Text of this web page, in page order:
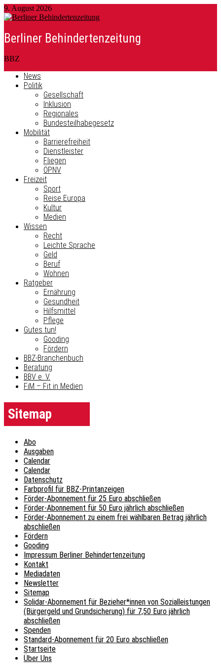
9. August 2026
Berliner Behindertenzeitung
BBZ
News
Politik
Gesellschaft
Inklusion
Regionales
Bundesteilhabegesetz
Mobilität
Barrierefreiheit
Dienstleister
Fliegen
ÖPNV
Freizeit
Sport
Reise Europa
Kultur
Medien
Wissen
Recht
Leichte Sprache
Geld
Beruf
Wohnen
Ratgeber
Ernährung
Gesundheit
Hilfsmittel
Pflege
Gutes tun!
Gooding
Fördern
BBZ-Branchenbuch
Beratung
BBV e. V.
FiM – Fit in Medien
Sitemap
Abo
Ausgaben
Calendar
Calendar
Datenschutz
Farbprofil für BBZ-Printanzeigen
Förder-Abonnement für 25 Euro abschließen
Förder-Abonnement für 50 Euro jährlich abschließen
Förder-Abonnement zu einem frei wählbaren Betrag jährlich
abschließen
Fördern
Gooding
Impressum Berliner Behindertenzeitung
Kontakt
Mediadaten
Newsletter
Sitemap
Solidar-Abonnement für Bezieher*innen von Sozialleistungen
(Bürgergeld und Grundsicherung) für 7,50 Euro jährlich
abschließen
Spenden
Standard-Abonnement für 20 Euro abschließen
Startseite
Über Uns